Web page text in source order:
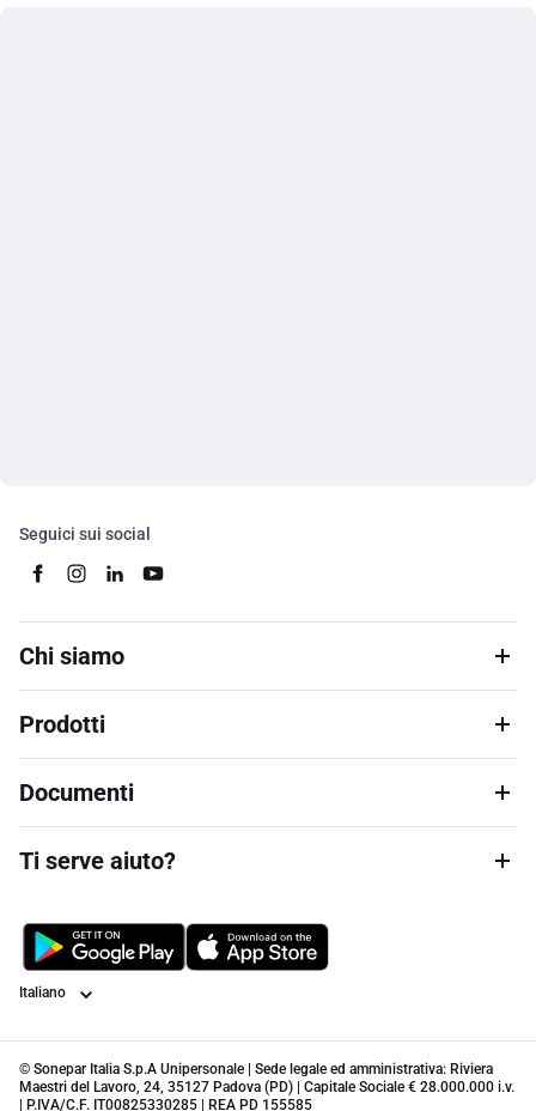
Seguici sui social
Chi siamo
Prodotti
Documenti
Ti serve aiuto?
Lingua
© Sonepar Italia S.p.A Unipersonale | Sede legale ed amministrativa: Riviera
Maestri del Lavoro, 24, 35127 Padova (PD) | Capitale Sociale € 28.000.000 i.v.
| P.IVA/C.F. IT00825330285 | REA PD 155585